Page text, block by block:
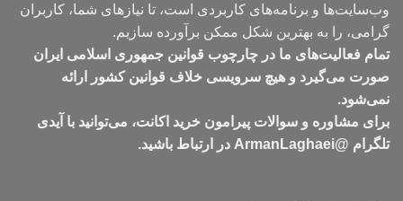
وب‌سایت‌ها و برنامه‌های کاربردی است، تا نیازهای شما، کاربران
گرامی، را به بهترین شکل ممکن برآورده سازیم.
تمام فعالیت‌های ما در چارچوب قوانین جمهوری اسلامی ایران
صورت می‌گیرد و هیچ سرویسی خلاف قوانین کشور ارائه
نمی‌شود.
برای مشاوره و سوالات پیرامون خرید اکانت، می‌توانید با آیدی
تلگرام @ArmanLaghaei در ارتباط باشید.